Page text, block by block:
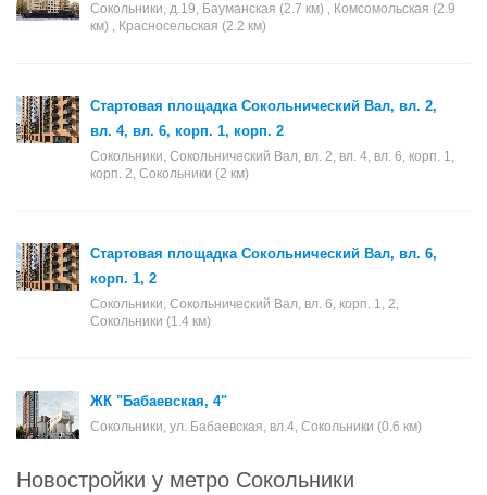
Сокольники, д.19, Бауманская (2.7 км) , Комсомольская (2.9
км) , Красносельская (2.2 км)
Стартовая площадка Сокольнический Вал, вл. 2,
вл. 4, вл. 6, корп. 1, корп. 2
Сокольники, Сокольнический Вал, вл. 2, вл. 4, вл. 6, корп. 1,
корп. 2, Сокольники (2 км)
Стартовая площадка Сокольнический Вал, вл. 6,
корп. 1, 2
Сокольники, Сокольнический Вал, вл. 6, корп. 1, 2,
Сокольники (1.4 км)
ЖК "Бабаевская, 4"
Сокольники, ул. Бабаевская, вл.4, Сокольники (0.6 км)
Новостройки у метро Сокольники